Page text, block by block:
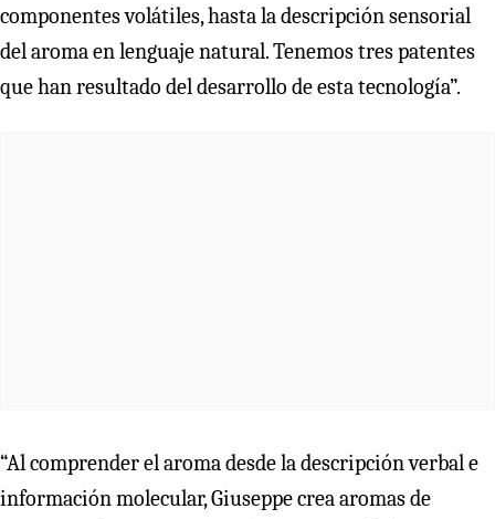
componentes volátiles, hasta la descripción sensorial
del aroma en lenguaje natural. Tenemos tres patentes
que han resultado del desarrollo de esta tecnología”.
“Al comprender el aroma desde la descripción verbal e
información molecular, Giuseppe crea aromas de